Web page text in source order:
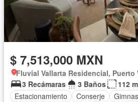
$ 7,513,000 MXN
Fluvial Vallarta Residencial, Puerto
3 Recámaras
3 Baños
112
Estacionamiento
Conserje